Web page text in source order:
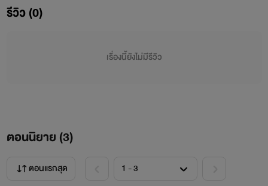
ฝากติดตามนิยายใหม่ของไรท์ด้วยนะคะ
รีวิว (0)
เรื่องนี้ยังไม่มีรีวิว
ตอนนิยาย (3)
ตอนแรกสุด